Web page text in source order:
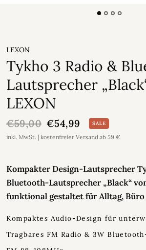
LEXON
Tykho 3 Radio &
Lautsprecher
LEXON
€59,00 €54,99 SALE
inkl. MwSt. | kostenfreier Versand ab 59 €
Kompakter Design-Lautsprecher
Bluetooth-Lautsprecher „Black“
funktional gestaltet für Alltag,
Kompaktes Audio-Design für
Tragbares FM Radio & 3W